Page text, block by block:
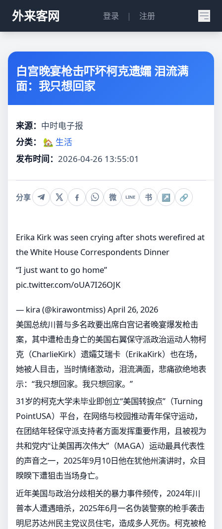
外来客网 登录 | 注册
白宫晚宴枪击吓坏柯克遗孀 泪流满
面：我只想回家
来源： 中时电子报
分类：
🏡 生活
发布时间： 2026-04-26 13:55:01
分享 微 LINE 书 ↗ 🔗
Erika Kirk was seen crying after shots werefired at
the White House Correspondents Dinner
“I just want to go home”
pic.twitter.com/oUA7I26OJK
— kira (@kirawontmiss)April 26, 2026
美国总统川普与多名政要出席白宫记者晚宴爆发枪击
案，其中遭枪击身亡的美国右翼保守派政治运动人物柯
克（CharlieKirk）遗孀艾瑞卡（ErikaKirk）也在场，
她被人目击，当时情绪激动，泪流满面，悲痛欲绝地表
示：“我只想回家。我只想回家。”
31岁的柯克大学未毕业即创立“美国转捩点”（Turning
PointUSA）平台，在网络与校园推动青年保守运动，
在团结年轻保守派支持者方面发挥重要作用，且被视为
共和党内“让美国再次伟大”（MAGA）运动最具代表性
的声音之一，2025年9月10日他在犹他州演讲时，众目
睽睽下遭狙击当场身亡。
近年美国与政治分歧相关的暴力事件频传，2024年川
普本人遭遇暗杀，2025年6月一名伪装警察的枪手袭击
明尼苏达州民主党议员住宅，造成多人死伤。柯克被枪